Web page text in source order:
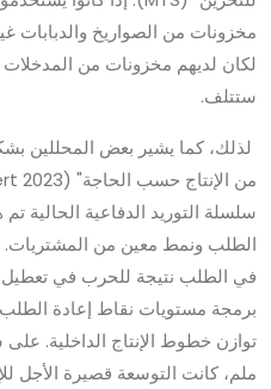
مخزونات من الصواريخ والدبابات
لكان لديهم مخزونات من
ستتلف.
لذلك، كما يشير بعض المحللين
سلسلة التوريد الدفاعية الحالية
الطلب ونمط معين من المشتريات.
في الطلب نتيجة للحرب في تعطيل
برمجة مستويات نقاط إعادة
ملم، كانت التوسعة قصيرة الأجل